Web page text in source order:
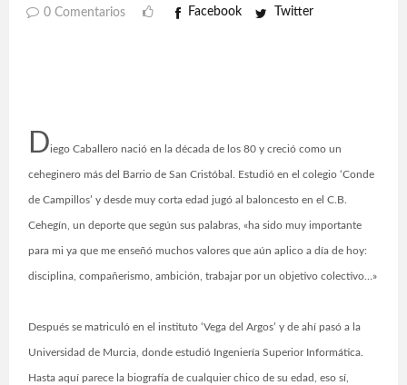
0 Comentarios Facebook Twitter
Diego Caballero nació en la década de los 80 y creció como un
ceheginero más del Barrio de San Cristóbal. Estudió en el colegio ‘Conde
de Campillos’ y desde muy corta edad jugó al baloncesto en el C.B.
Cehegín, un deporte que según sus palabras, «ha sido muy importante
para mi ya que me enseñó muchos valores que aún aplico a día de hoy:
disciplina, compañerismo, ambición, trabajar por un objetivo colectivo…»
Después se matriculó en el instituto ‘Vega del Argos’ y de ahí pasó a la
Universidad de Murcia, donde estudió Ingeniería Superior Informática.
Hasta aquí parece la biografía de cualquier chico de su edad, eso sí,